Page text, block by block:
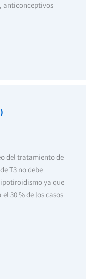
anticonceptivos
del tratamiento de
T3 no debe
ya que
30 % de los casos